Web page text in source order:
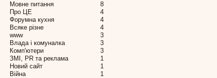
Мовне питання
8
Про ЦЕ
4
Форумна кухня
4
Всяке різне
4
www
3
Влада і комуналка
3
Комп'ютери
3
ЗМІ, PR та реклама
1
Новий сайт
1
Війна
1